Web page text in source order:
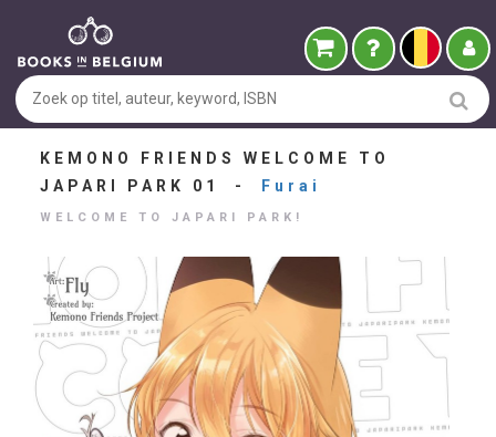
KEMONO FRIENDS WELCOME TO
JAPARI PARK 01 -
Furai
WELCOME TO JAPARI PARK!